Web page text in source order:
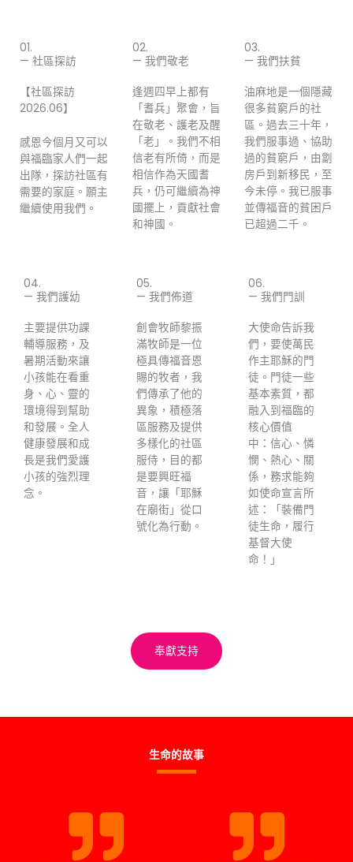
01.
— 社區探訪
【社區探訪
2026.06】
感恩今個月又可以
與福臨家人們一起
出隊，探訪社區有
需要的家庭。願主
繼續使用我們。
02.
— 我們敬老
逢週四早上都有
「耆兵」聚會，旨
在敬老、護老及醒
「老」。我們不相
信老有所倚，而是
相信作為天國耆
兵，仍可繼續為神
國擺上，貢獻社會
和神國。
03.
— 我們扶貧
油麻地是一個隱藏
很多貧窮戶的社
區。過去三十年，
我們服事過、協助
過的貧窮戶，由劏
房戶到新移民，至
今未停。我已服事
並傳福音的貧困戶
已超過二千。
04.
— 我們護幼
主要提供功課
輔導服務，及
暑期活動來讓
小孩能在看重
身、心、靈的
環境得到幫助
和發展。全人
健康發展和成
長是我們愛護
小孩的強烈理
念。
05.
— 我們佈道
創會牧師黎振
滿牧師是一位
極具傳福音恩
賜的牧者，我
們傳承了他的
異象，積極落
區服務及提供
多樣化的社區
服侍，目的都
是要興旺福
音，讓「耶穌
在廟街」從口
號化為行動。
06.
— 我們門訓
大使命告訴我
們，要使萬民
作主耶穌的門
徒。門徒一些
基本素質，都
融入到福臨的
核心價值
中：信心、憐
憫、熱心、關
係，務求能夠
如使命宣言所
述：「裝備門
徒生命，履行
基督大使
命！」
奉獻支持
生命的故事